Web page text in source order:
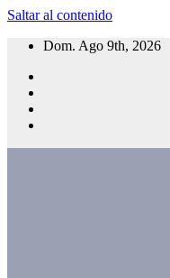
Saltar al contenido
Dom. Ago 9th, 2026